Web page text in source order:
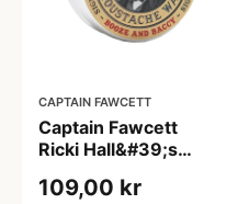
CAPTAIN FAWCETT
Captain Fawcett
Ricki Hall&#39;s
Moustache Wax (15
109,00 kr